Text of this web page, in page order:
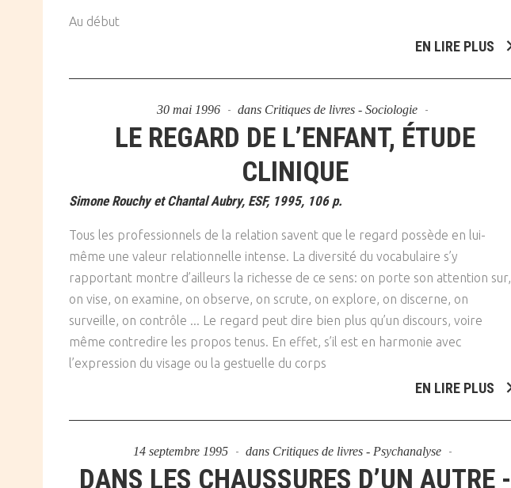
Au début
EN LIRE PLUS
30 mai 1996 dans Critiques de livres - Sociologie
LE REGARD DE L’ENFANT, ÉTUDE
CLINIQUE
Simone Rouchy et Chantal Aubry, ESF, 1995, 106 p.
Tous les professionnels de la relation savent que le regard possède en lui-
même une valeur relationnelle intense. La diversité du vocabulaire s’y
rapportant montre d’ailleurs la richesse de ce sens: on porte son attention sur,
on vise, on examine, on observe, on scrute, on explore, on discerne, on
surveille, on contrôle ... Le regard peut dire bien plus qu’un discours, voire
même contredire les propos tenus. En effet, s’il est en harmonie avec
l’expression du visage ou la gestuelle du corps
EN LIRE PLUS
14 septembre 1995 dans Critiques de livres - Psychanalyse
DANS LES CHAUSSURES D’UN AUTRE -